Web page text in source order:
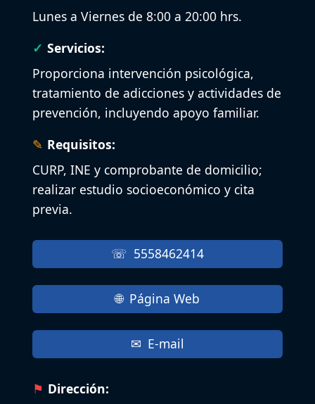
Lunes a Viernes de 8:00 a 20:00 hrs.
Servicios:
Proporciona intervención psicológica,
tratamiento de adicciones y actividades de
prevención, incluyendo apoyo familiar.
Requisitos:
CURP, INE y comprobante de domicilio;
realizar estudio socioeconómico y cita
previa.
5558462414
Página Web
E-mail
Dirección: